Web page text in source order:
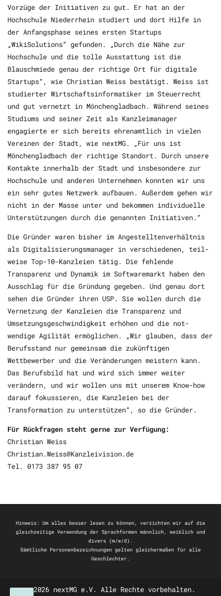
Vorzüge der Initiativen zu gut. Er hat an der
Hochschule Niederrhein studiert und dort Hilfe in
der Anfangsphase seines ersten Startups
„WikiSolutions“ gefunden. „Durch die Nähe zur
Hochschule und die tolle Ausstattung ist die
Blauschmiede genau der richtige Ort für digitale
Startups“, wie Christian Weiss bestätigt. Weiss ist
studierter Wirtschaftsinformatiker im Steuerrecht
und gut vernetzt in Mönchengladbach. Während seines
Studiums und seiner Zeit als Kanzleimanager
engagierte er sich bereits ehrenamtlich in vielen
Vereinen der Stadt, wie nextMG. „Für uns ist
Mönchengladbach der richtige Standort. Durch unsere
Kontakte innerhalb der Stadt und insbesondere zur
Hochschule und anderen Unternehmen konnten wir uns
ein sehr gutes Netzwerk aufbauen. Außerdem gehen wir
nicht in der Masse unter und bekommen individuelle
Unterstützungen durch die genannten Initiativen.“
Die Gründer waren bisher im Angestelltenverhältnis
als Digitalisierungsmanager in verschiedenen, teil-
weise Top-10-Kanzleien tätig. Die fehlende
Transparenz und Dynamik im Softwaremarkt haben den
Ausschlag für die Gründung gegeben. Und genau dort
sehen die Gründer ihren USP. Sie wollen durch die
Vernetzung der Kanzleien die Transparenz und
Umsetzungsgeschwindigkeit erhöhen und die not-
wendige Agilität ermöglichen. „Wir glauben, dass der
Berufsstand nur gemeinsam die zukünftigen
Wettbewerber und die Veränderungen meistern kann.
Das Berufsbild hat und wird sich immer weiter
verändern, und wir wollen uns mit unserem Know-how
darauf fokussieren, die Kanzleien bei der
Transformation zu unterstützen“, so die Gründer.
Für Rückfragen steht gerne zur Verfügung:
Christian Weiss
Christian.Weiss@Kanzleivision.de
Tel. 0173 387 95 07
Hinweis: Um alles besser lesen zu können, verzichten wir auf die
gleichzeitige Verwendung der Sprachformen männlich, weiblich und
divers (m/w/d).
Sämtliche Personenbezeichnungen gelten gleichermaßen für alle
Geschlechter.
© 2026 nextMG e.V. Alle Rechte vorbehalten.